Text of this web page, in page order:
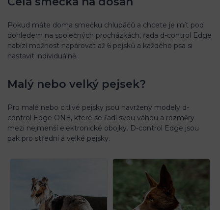
Pokud máte doma smečku chlupáčů a chcete je mít pod
dohledem na společných procházkách, řada d-control Edge
nabízí možnost napárovat až 6 pejsků a každého psa si
nastavit individuálně.
Malý nebo velký pejsek?
Pro malé nebo citlivé pejsky jsou navrženy modely d-
control Edge ONE, které se řadí svou váhou a rozměry
mezi nejmenší elektronické obojky. D-control Edge jsou
pak pro střední a velké pejsky.